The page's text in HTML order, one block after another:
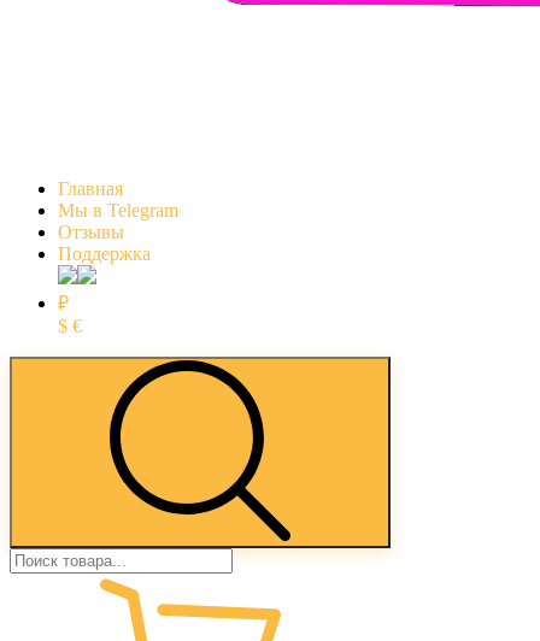
Главная
Мы в Telegram
Отзывы
Поддержка
₽
$ €